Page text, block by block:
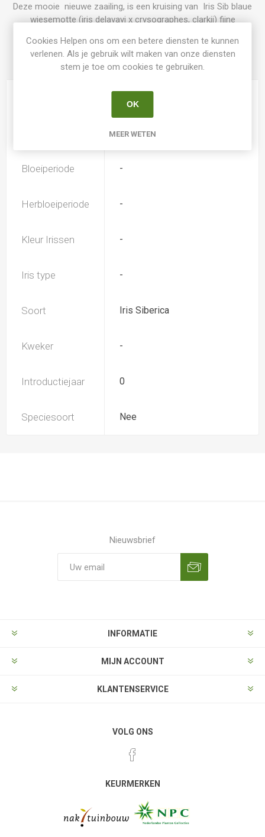
Deze mooie nieuwe zaailing, is een kruising van Iris Sib blaue
wiesemotte (iris delavayi x crysographes, clarkii) fijne
PRODUCT SPECIFICATIES
Nee
Bloeiperiode -
Herbloeiperiode -
Kleur Irissen -
Iris type -
Soort Iris Siberica
Kweker -
Introductiejaar 0
Speciesoort Nee
Nieuwsbrief
INFORMATIE
MIJN ACCOUNT
KLANTENSERVICE
VOLG ONS
KEURMERKEN
Cookies Helpen ons om een betere diensten te kunnen
verlenen. Als je gebruik wilt maken van onze diensten
stem je toe om cookies te gebruiken.
OK
MEER WETEN